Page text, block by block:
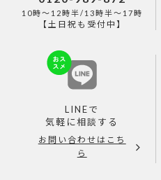
10時～12時半/13時半～17時
【土日祝も受付中】
LINEで
気軽に相談する
お問い合わせはこち
ら